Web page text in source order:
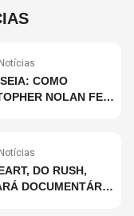
COMO
NOLAN FEZ
QUE ISSO
DO RUSH,
DOCUMENTÁRIO